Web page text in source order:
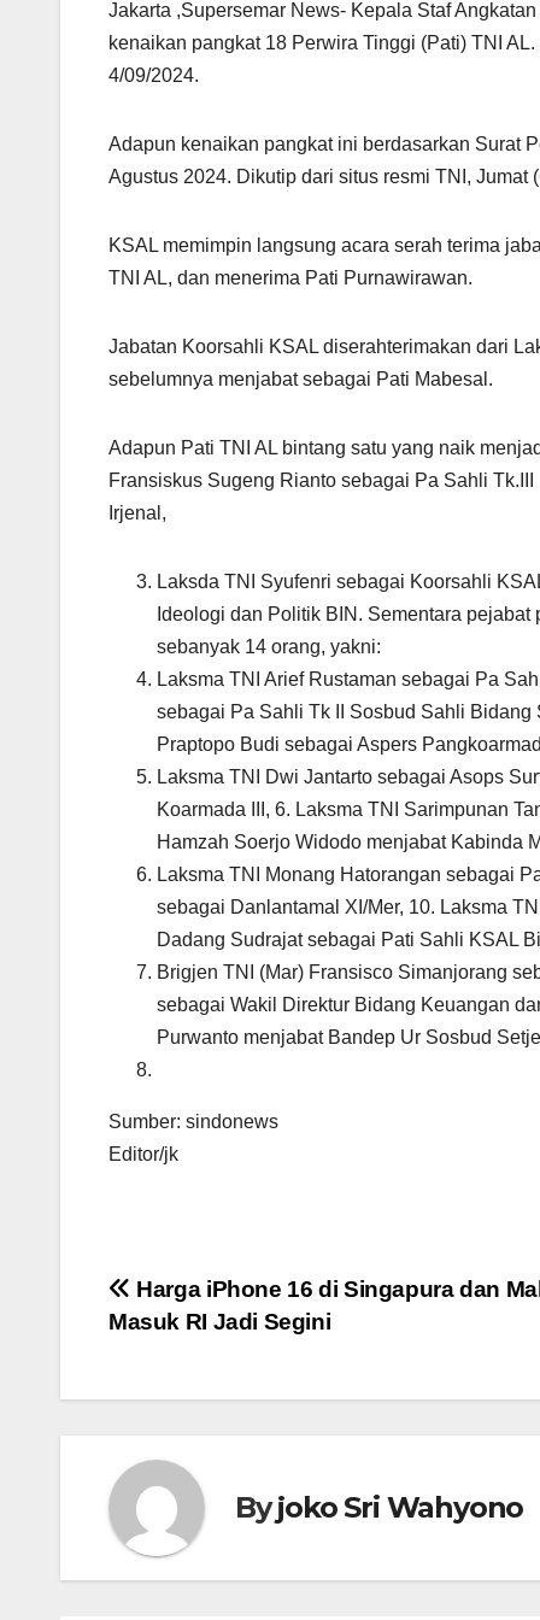
Jakarta ,Supersemar News- Kepala Staf
kenaikan pangkat 18 Perwira Tinggi (Pati) TNI
4/09/2024.
Adapun kenaikan pangkat ini berdasarkan Surat
Agustus 2024. Dikutip dari situs resmi TNI, Jumat
KSAL memimpin langsung acara serah terima
TNI AL, dan menerima Pati Purnawirawan.
Jabatan Koorsahli KSAL diserahterimakan dari
sebelumnya menjabat sebagai Pati Mabesal.
Adapun Pati TNI AL bintang satu yang naik
Fransiskus Sugeng Rianto sebagai Pa Sahli
Irjenal,
Laksda TNI Syufenri sebagai Koorsahli
Ideologi dan Politik BIN. Sementara
sebanyak 14 orang, yakni:
Laksma TNI Arief Rustaman sebagai Pa
sebagai Pa Sahli Tk II Sosbud Sahli
Praptopo Budi sebagai Aspers
Laksma TNI Dwi Jantarto sebagai Asops
Koarmada III, 6. Laksma TNI Sarimpunan
Hamzah Soerjo Widodo menjabat Kabinda
Laksma TNI Monang Hatorangan sebagai
sebagai Danlantamal XI/Mer, 10. Laksma
Dadang Sudrajat sebagai Pati Sahli KSAL
Brigjen TNI (Mar) Fransisco Simanjorang
sebagai Wakil Direktur Bidang Keuangan
Purwanto menjabat Bandep Ur Sosbud
Sumber: sindonews
Editor/jk
Navigasi
Harga iPhone 16 di Singapura dan
Masuk RI Jadi Segini
Byjoko Sri Wahyono